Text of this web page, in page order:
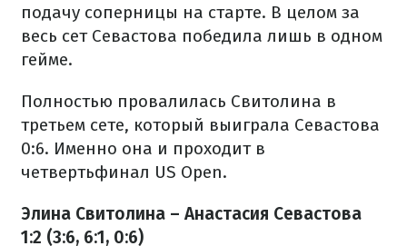
подачу соперницы на старте. В целом за
весь сет Севастова победила лишь в одном
гейме.
Полностью провалилась Свитолина в
третьем сете, который выиграла Севастова
0:6. Именно она и проходит в
четвертьфинал US Open.
Элина Свитолина – Анастасия Севастова
1:2 (3:6, 6:1, 0:6)